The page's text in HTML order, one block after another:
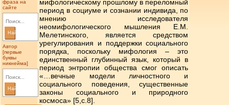
фраза на
сайте
Найти
Автор
[первые
буквы
никнейма]
Найти
мифологическому прошлому в переломный
период в социуме и сознании индивида, по
мнению исследователя
неомифологического мышления Е.М.
Мелетинского, является средством
урегулирования и поддержки социального
порядка, поскольку мифология – это
единственный глубинный язык, который в
период энтропии общества смог описать
«…вечные модели личностного и
социального поведения, существенные
законы социального и природного
космоса» [5,c.8].